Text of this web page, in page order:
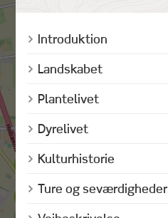
Introduktion
Landskabet
Plantelivet
Dyrelivet
Kulturhistorie
Ture og seværdigheder